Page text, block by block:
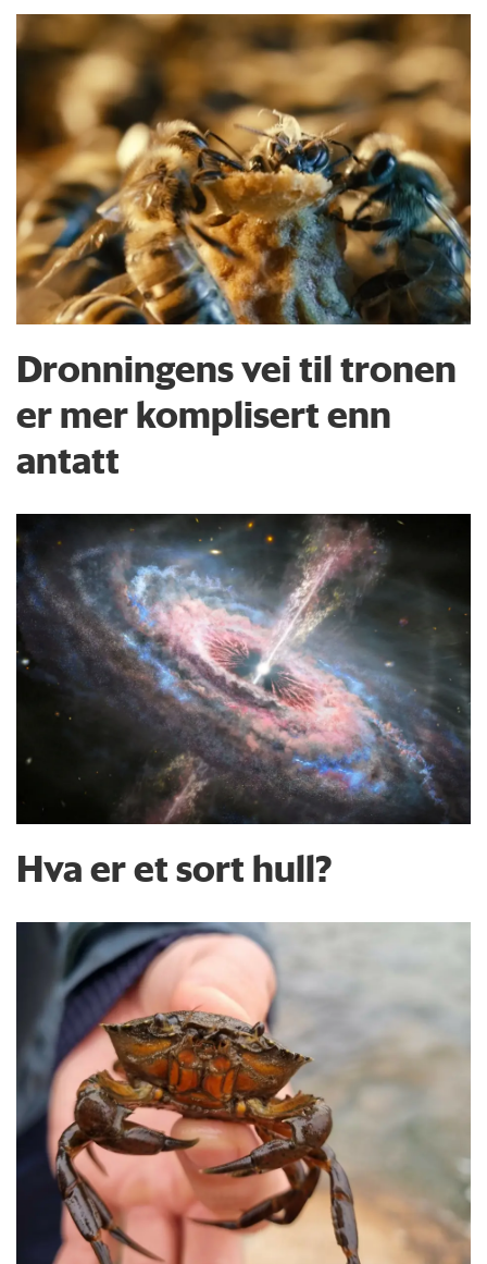
Dronningens vei til tronen
er mer komplisert enn
antatt
Hva er et sort hull?